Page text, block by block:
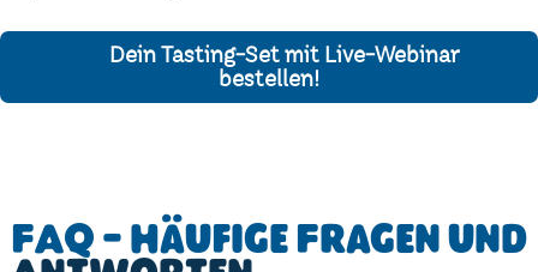
Dein Tasting-Set mit Live-Webinar
bestellen!
FAQ - Häufige Fragen und